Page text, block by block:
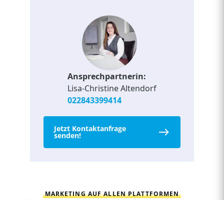
Ansprechpartnerin:
Lisa-Christine Altendorf
022843399414
Jetzt Kontaktanfrage
senden!
MARKETING AUF ALLEN PLATTFORMEN